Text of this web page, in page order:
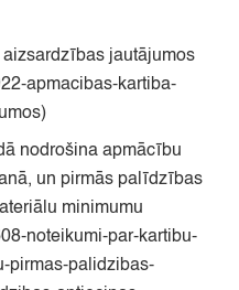
jautājumos
apmacibas-kartiba-
)
nodrošina apmācību
un pirmās palīdzības
minimumu
noteikumi-par-kartibu-
pirmas-palidzibas-